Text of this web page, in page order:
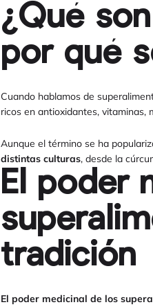
¿Qué
por qué
Cuando hablamos de
ricos en antioxidantes, vitaminas,
Aunque el término se ha
distintas culturas, desde la
El poder
tradición
El poder medicinal de los